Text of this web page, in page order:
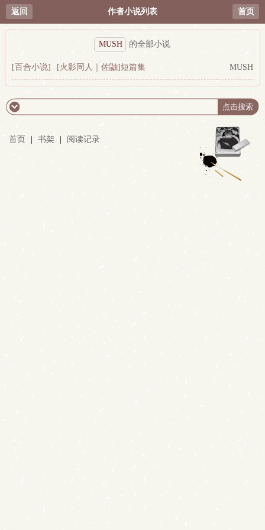
返回 作者小说列表 首页
MUSH 的全部小说
[百合小说] [火影同人｜佐鼬]短篇集 MUSH
首页 书架 阅读记录